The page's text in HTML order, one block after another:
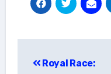
Royal Race: